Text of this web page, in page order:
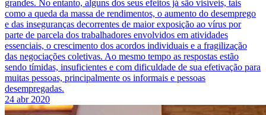
grandes. No entanto, alguns dos seus efeitos já são visíveis, tais
como a queda da massa de rendimentos, o aumento do desemprego
e das inseguranças decorrentes de maior exposição ao vírus por
parte de parcela dos trabalhadores envolvidos em atividades
essenciais, o crescimento dos acordos individuais e a fragilização
das negociações coletivas. Ao mesmo tempo as respostas estão
sendo tímidas, insuficientes e com dificuldade de sua efetivação para
muitas pessoas, principalmente os informais e pessoas
desempregadas.
24 abr 2020